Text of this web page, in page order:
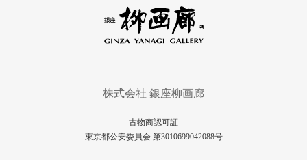
株式会社 銀座柳画廊
古物商認可証
東京都公安委員会 第3010699042088号